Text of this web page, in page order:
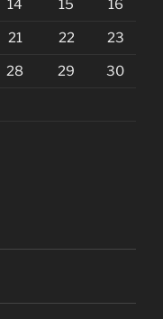
14 15 16
21 22 23
28 29 30